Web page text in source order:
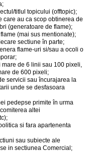
titlul topicului (offtopic);
care au ca scop obtinerea de
(generatoare de flame);
(mai sus mentionate);
sectiune în parte;
flame-uri si/sau a ocoli o
de 6 linii sau 100 pixeli,
de 600 pixeli;
servicii sau încurajarea la
unde se desfasoara
pedepse primite în urma
altei
si fara apartenenta
sau subiecte ale
in sectiunea Comercial;